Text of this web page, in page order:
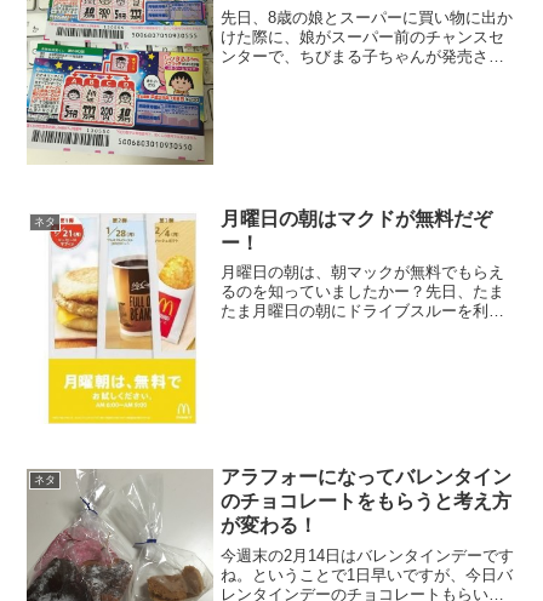
先日、8歳の娘とスーパーに買い物に出か
けた際に、娘がスーパー前のチャンスセ
ンターで、ちびまる子ちゃんが発売され
ネタ
月曜日の朝はマクドが無料だぞ
ー！
月曜日の朝は、朝マックが無料でもらえ
るのを知っていましたかー？先日、たま
たま月曜日の朝にドライブスルーを利用
ネタ
アラフォーになってバレンタイン
のチョコレートをもらうと考え方
が変わる！
今週末の2月14日はバレンタインデーです
ね。ということで1日早いですが、今日バ
レンタインデーのチョコレートもらいま